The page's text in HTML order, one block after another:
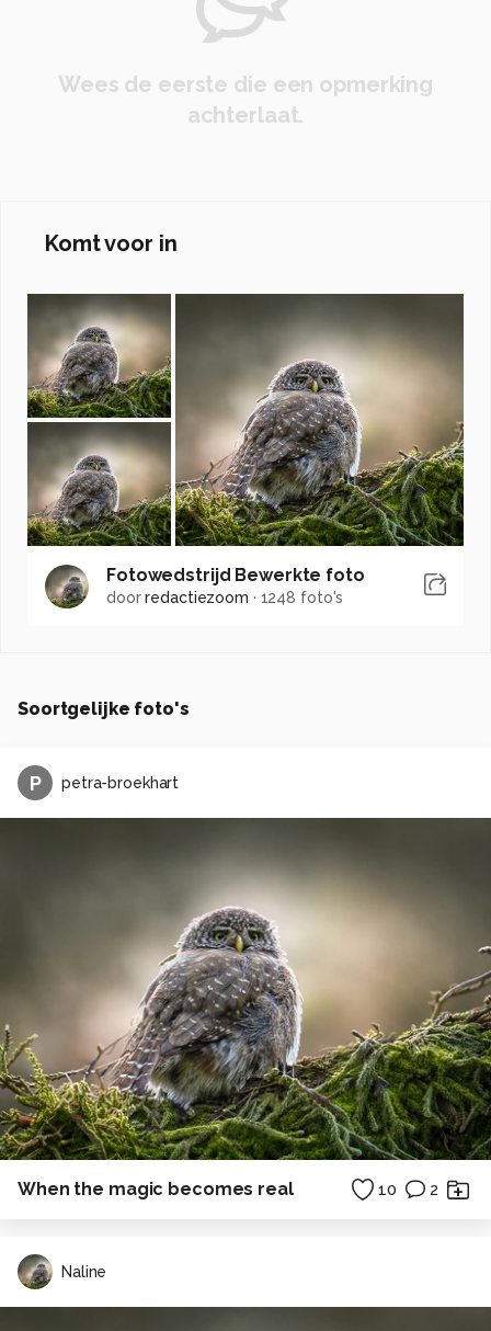
Wees de eerste die een opmerking
achterlaat.
Komt voor in
Fotowedstrijd Bewerkte foto
doorredactiezoom · 1248 foto's
Soortgelijke foto's
P petra-broekhart
When the magic becomes real 10 2
Naline